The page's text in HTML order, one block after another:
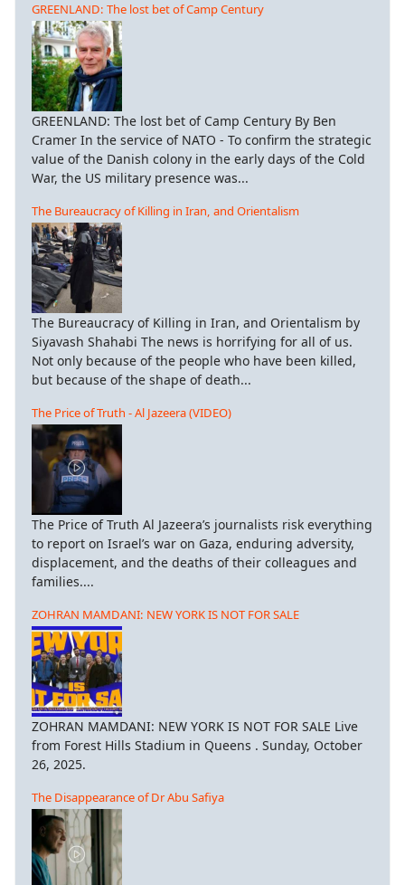
GREENLAND: The lost bet of Camp Century
GREENLAND: The lost bet of Camp Century By Ben
Cramer In the service of NATO - To confirm the strategic
value of the Danish colony in the early days of the Cold
War, the US military presence was...
The Bureaucracy of Killing in Iran, and Orientalism
The Bureaucracy of Killing in Iran, and Orientalism by
Siyavash Shahabi The news is horrifying for all of us.
Not only because of the people who have been killed,
but because of the shape of death...
The Price of Truth - Al Jazeera (VIDEO)
The Price of Truth Al Jazeera’s journalists risk everything
to report on Israel’s war on Gaza, enduring adversity,
displacement, and the deaths of their colleagues and
families....
ZOHRAN MAMDANI: NEW YORK IS NOT FOR SALE
ZOHRAN MAMDANI: NEW YORK IS NOT FOR SALE Live
from Forest Hills Stadium in Queens . Sunday, October
26, 2025.
The Disappearance of Dr Abu Safiya